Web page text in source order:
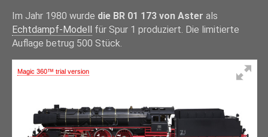
Im Jahr 1980 wurde die BR 01 173 von Aster als
Echtdampf-Modell für Spur 1 produziert. Die limitierte
Auflage betrug 500 Stück.
Magic 360™ trial version